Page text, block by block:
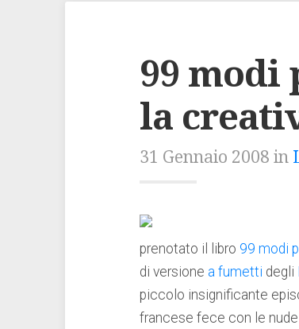
99
la
31 Gennaio 2008 in
prenotato il libro 99 modi
di versione a fumetti degli
piccolo insignificante
francese fece con le nude